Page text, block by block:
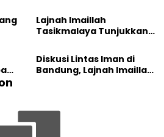
hingga Edukasi Tangani
Sampah
Lajnah Imaillah
Tasikmalaya Tunjukkan
Bangun Ekonomi
Keluarga
Diskusi Lintas Iman di
Bandung, Lajnah Imaillah